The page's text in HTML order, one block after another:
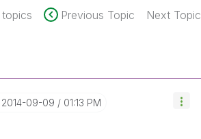
Previous Topic Next Topic
‎2014-09-09 01:13 PM